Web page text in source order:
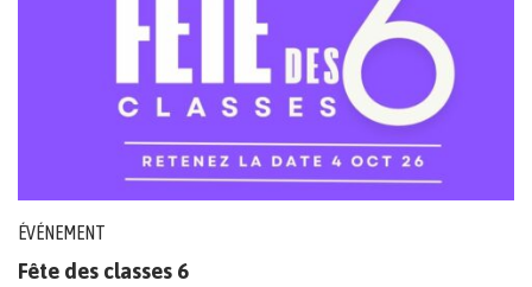
ÉVÉNEMENT
Fête des classes 6